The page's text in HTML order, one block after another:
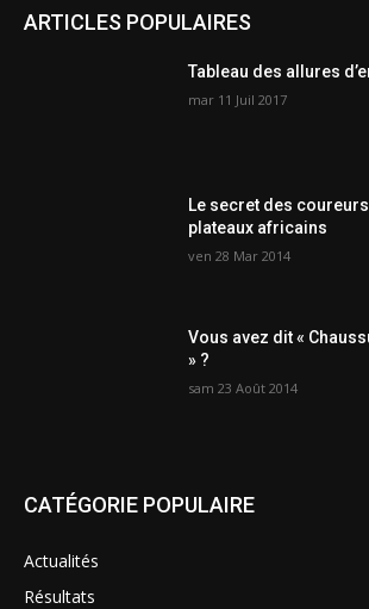
ARTICLES POPULAIRES
Tableau des allures
mar 11 Juil 2017
Le secret des
plateaux africains
ven 28 Mar 2014
Vous avez dit «
» ?
sam 23 Août 2014
CATÉGORIE POPULAIRE
Actualités
Résultats